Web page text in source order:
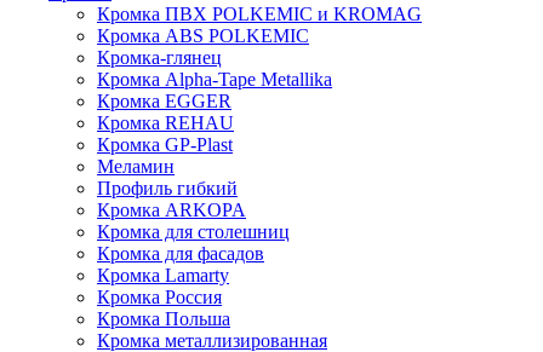
Кромка ПВХ POLKEMIC и KROMAG
Кромка ABS POLKEMIС
Кромка-глянец
Кромка Alpha-Tape Metallika
Кромка EGGER
Кромка REHAU
Кромка GP-Plast
Меламин
Профиль гибкий
Кромка ARKOPA
Кромка для столешниц
Кромка для фасадов
Кромка Lamarty
Кромка Россия
Кромка Польша
Кромка металлизированная